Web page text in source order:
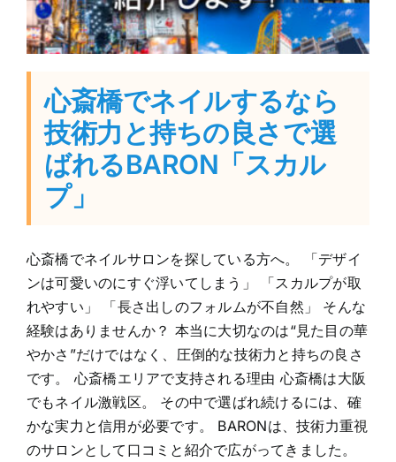
心斎橋でネイルするなら
技術力と持ちの良さで選
ばれるBARON「スカル
プ」
心斎橋でネイルサロンを探している方へ。 「デザイ
ンは可愛いのにすぐ浮いてしまう」 「スカルプが取
れやすい」 「長さ出しのフォルムが不自然」 そんな
経験はありませんか？ 本当に大切なのは“見た目の華
やかさ”だけではなく、圧倒的な技術力と持ちの良さ
です。 心斎橋エリアで支持される理由 心斎橋は大阪
でもネイル激戦区。 その中で選ばれ続けるには、確
かな実力と信用が必要です。 BARONは、技術力重視
のサロンとして口コミと紹介で広がってきました。